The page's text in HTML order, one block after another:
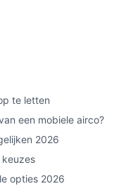
te letten
een mobiele airco?
2026
opties 2026